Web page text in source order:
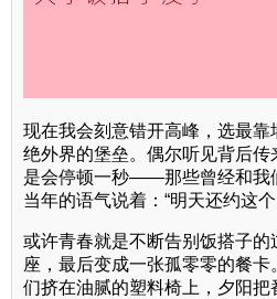
现在我会刻意错开高峰，选最
绝外界的堡垒。偶尔听见背后
是会停顿一秒——那些曾经和我
当年的语气说着：“明天还约这
或许青春就是不断告别饭搭子的
座，最后变成一张孤零零的餐
们挤在油腻的塑料椅上，夕阳